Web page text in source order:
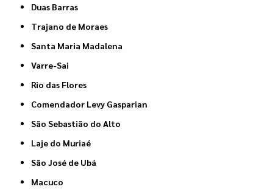
Duas Barras
Trajano de Moraes
Santa Maria Madalena
Varre-Sai
Rio das Flores
Comendador Levy Gasparian
São Sebastião do Alto
Laje do Muriaé
São José de Ubá
Macuco